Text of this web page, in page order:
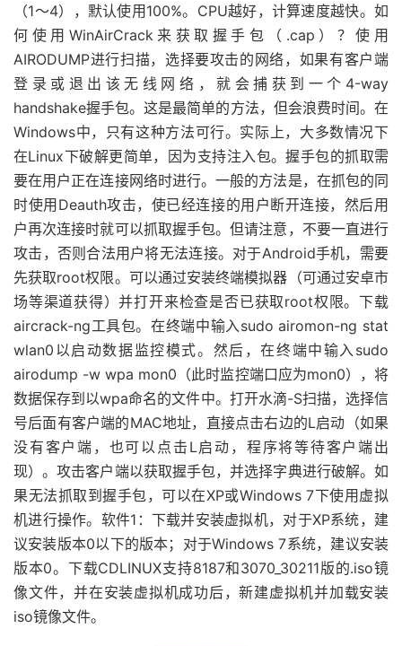
（1～4），默认使用100%。CPU越好，计算速度越快。如
何使用WinAirCrack来获取握手包（.cap）？使用
AIRODUMP进行扫描，选择要攻击的网络，如果有客户端
登录或退出该无线网络，就会捕获到一个4-way
handshake握手包。这是最简单的方法，但会浪费时间。在
Windows中，只有这种方法可行。实际上，大多数情况下
在Linux下破解更简单，因为支持注入包。握手包的抓取需
要在用户正在连接网络时进行。一般的方法是，在抓包的同
时使用Deauth攻击，使已经连接的用户断开连接，然后用
户再次连接时就可以抓取握手包。但请注意，不要一直进行
攻击，否则合法用户将无法连接。对于Android手机，需要
先获取root权限。可以通过安装终端模拟器（可通过安卓市
场等渠道获得）并打开来检查是否已获取root权限。下载
aircrack-ng工具包。在终端中输入sudo airomon-ng stat
wlan0以启动数据监控模式。然后，在终端中输入sudo
airodump -w wpa mon0（此时监控端口应为mon0），将
数据保存到以wpa命名的文件中。打开水滴-S扫描，选择信
号后面有客户端的MAC地址，直接点击右边的L启动（如果
没有客户端，也可以点击L启动，程序将等待客户端出
现）。攻击客户端以获取握手包，并选择字典进行破解。如
果无法抓取到握手包，可以在XP或Windows 7下使用虚拟
机进行操作。软件1：下载并安装虚拟机，对于XP系统，建
议安装版本0以下的版本；对于Windows 7系统，建议安装
版本0。下载CDLINUX支持8187和3070_30211版的.iso镜
像文件，并在安装虚拟机成功后，新建虚拟机并加载安装
iso镜像文件。